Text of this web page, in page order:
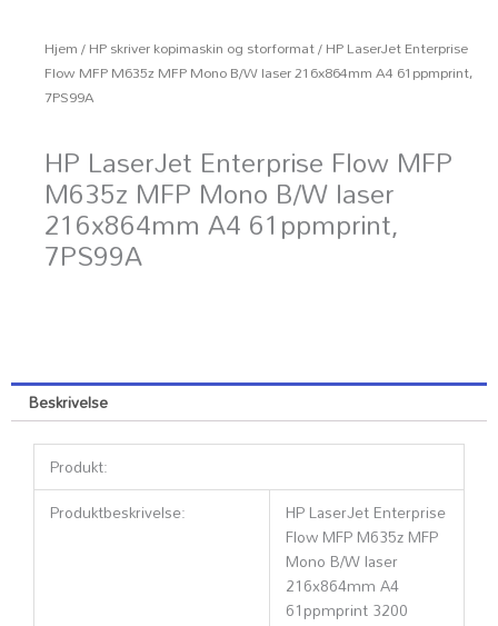
Hjem/HP skriver kopimaskin og storformat/ HP LaserJet Enterprise
Flow MFP M635z MFP Mono B/W laser 216x864mm A4 61ppmprint,
7PS99A
HP LaserJet Enterprise Flow MFP
M635z MFP Mono B/W laser
216x864mm A4 61ppmprint,
7PS99A
Beskrivelse
Produkt:
Produktbeskrivelse:
HP LaserJet Enterprise
Flow MFP M635z MFP
Mono B/W laser
216x864mm A4
61ppmprint 3200